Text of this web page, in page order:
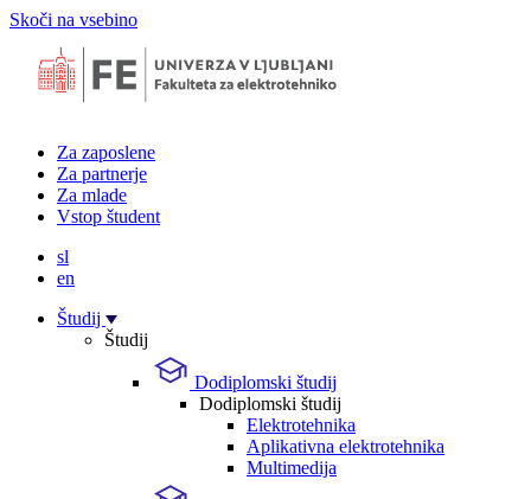
Skoči na vsebino
Za zaposlene
Za partnerje
Za mlade
Vstop študent
sl
en
Študij
Študij
Dodiplomski študij
Dodiplomski študij
Elektrotehnika
Aplikativna elektrotehnika
Multimedija